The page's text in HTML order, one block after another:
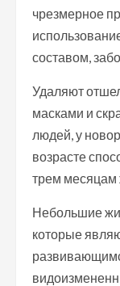
чрезмерное
составом,
Удаляют
масками и
людей, у
возрасте
трем
Небольшие
которые